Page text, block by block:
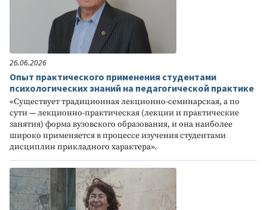
26.06.2026
Опыт практического применения студентами
психологических знаний на педагогической практике
«Существует традиционная лекционно-семинарская, а по
сути — лекционно-практическая (лекции и практические
занятия) форма вузовского образования, и она наиболее
широко применяется в процессе изучения студентами
дисциплин прикладного характера».